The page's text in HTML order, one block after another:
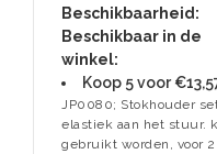
Beschikbaarheid:
Beschikbaar in de
winkel:
Koop 5 voor
JP0080; Stokhouder
elastiek aan het stuur.
gebruikt worden, voor